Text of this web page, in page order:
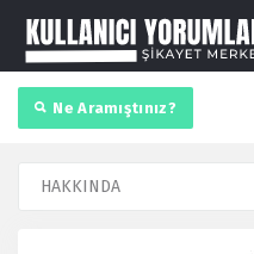
Ne Aramıştınız?